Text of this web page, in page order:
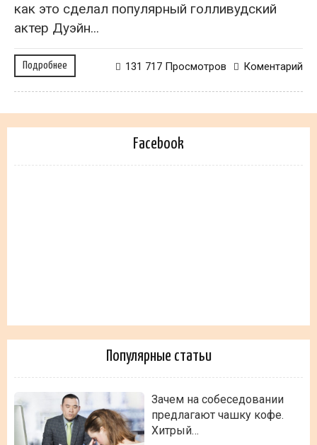
как это сделал популярный голливудский
актер Дуэйн...
Подробнее Коментарий
131 717 Просмотров
Facebook
Популярные статьи
Зачем на собеседовании
предлагают чашку кофе.
Хитрый…